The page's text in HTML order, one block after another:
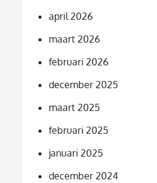
april 2026
maart 2026
februari 2026
december 2025
maart 2025
februari 2025
januari 2025
december 2024